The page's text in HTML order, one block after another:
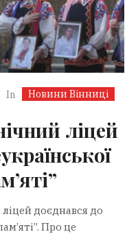
In Новини Вінниці
ліцей
доєднався до
Про це